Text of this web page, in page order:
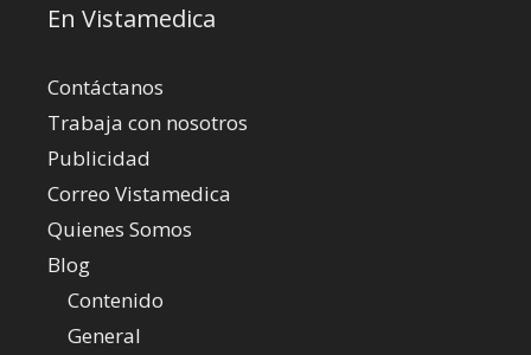
En Vistamedica
Contáctanos
Trabaja con nosotros
Publicidad
Correo Vistamedica
Quienes Somos
Blog
Contenido
General